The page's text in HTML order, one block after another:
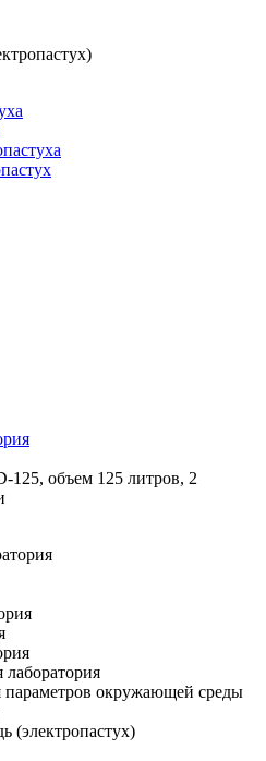
объем 125 литров, 2
лаборатория
окружающей среды
(электропастух)